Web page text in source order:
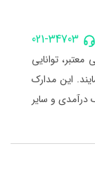
021-34703
توانایی
این مدارک
درآمدی و سایر